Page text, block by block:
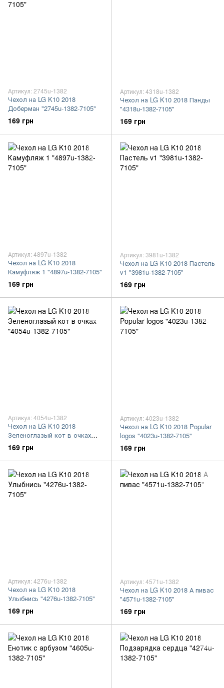
Артикул: 2745u-1382
Чехол на LG K10 2018
Доберман "2745u-1382-7105"
169 грн
Артикул: 4318u-1382
Чехол на LG K10 2018 Панды
"4318u-1382-7105"
169 грн
Артикул: 4897u-1382
Чехол на LG K10 2018
Камуфляж 1 "4897u-1382-7105"
169 грн
Артикул: 3981u-1382
Чехол на LG K10 2018 Пастель
v1 "3981u-1382-7105"
169 грн
Артикул: 4054u-1382
Чехол на LG K10 2018
Зеленоглазый кот в очках
"4054u-1382-7105"
169 грн
Артикул: 4023u-1382
Чехол на LG K10 2018 Popular
logos "4023u-1382-7105"
169 грн
Артикул: 4276u-1382
Чехол на LG K10 2018
Улыбнись "4276u-1382-7105"
169 грн
Артикул: 4571u-1382
Чехол на LG K10 2018 А пивас
"4571u-1382-7105"
169 грн